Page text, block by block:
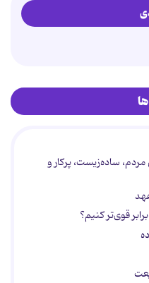
ساده‌زیست، پرکار و